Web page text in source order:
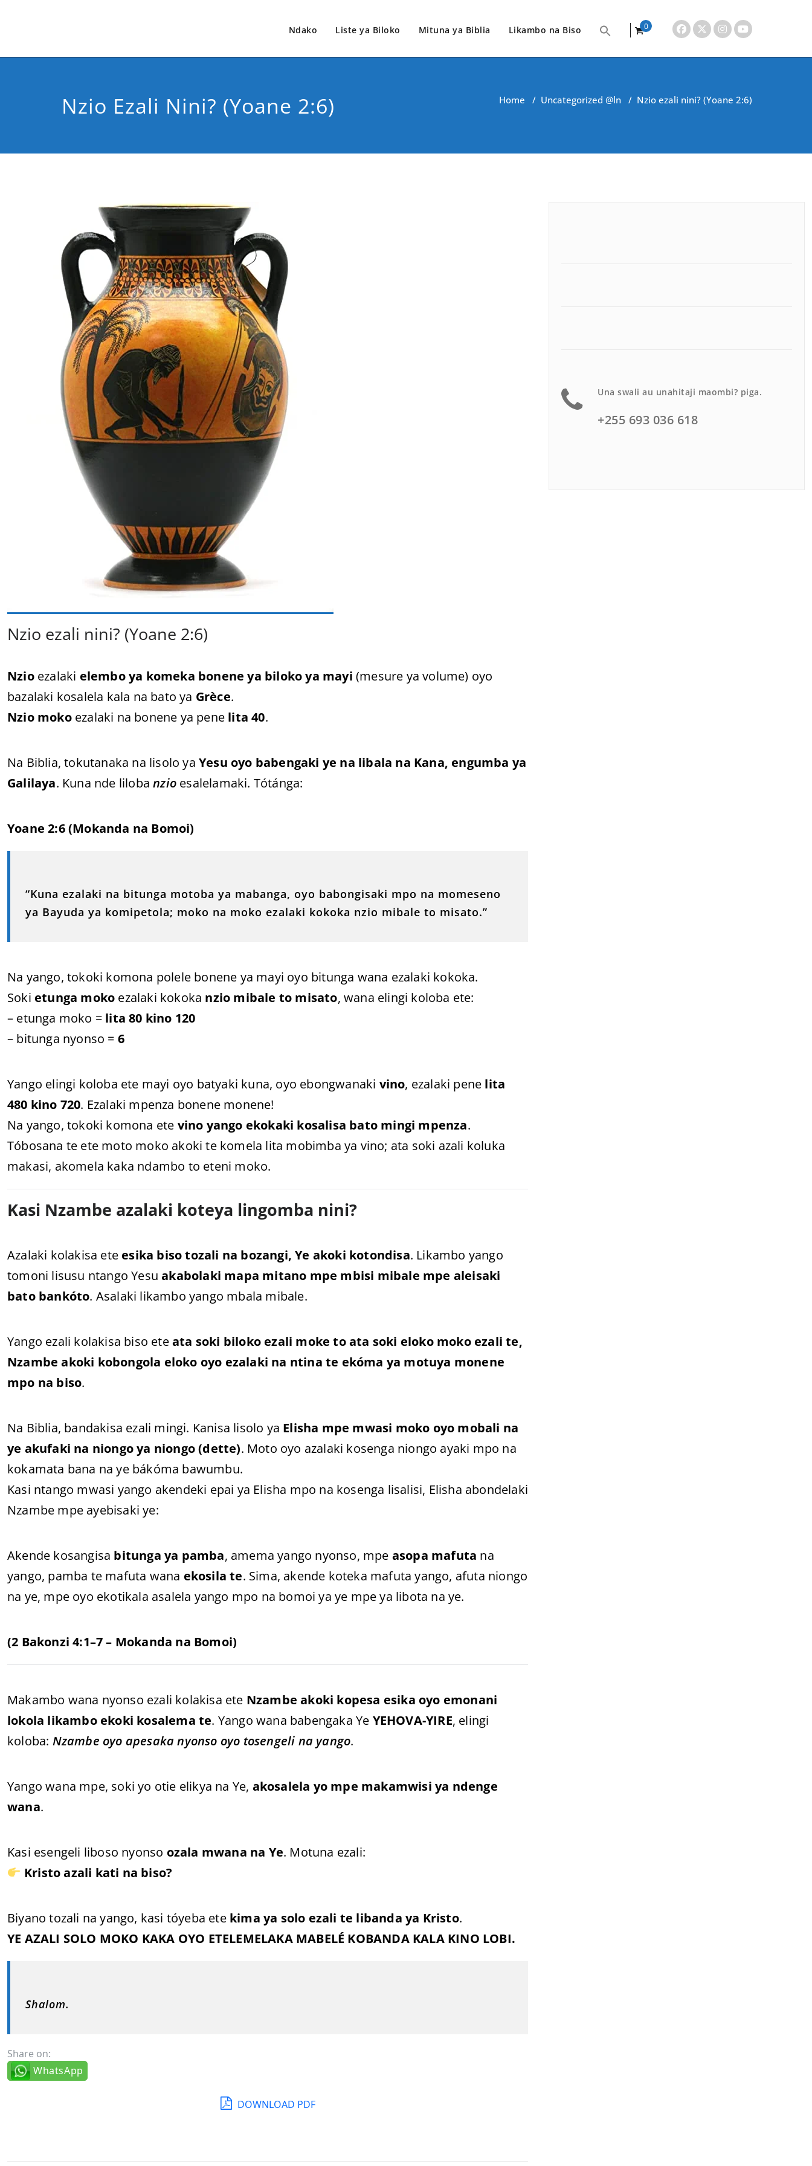
Ndako Liste ya Biloko Mituna ya Biblia Likambo na Biso
0
Nzio Ezali Nini? (Yoane 2:6) Home / Uncategorized @ln / Nzio ezali nini? (Yoane 2:6)
Nzio ezali nini? (Yoane 2:6)
Nzioezalaki elembo ya komeka bonene ya biloko ya mayi (mesure ya volume) oyo
bazalaki kosalela kala na bato ya Grèce.
Nzio mokoezalaki na bonene ya pene lita 40.
Na Biblia, tokutanaka na lisolo ya Yesu oyo babengaki ye na libala na Kana, engumba ya
Galilaya. Kuna nde lilobanzio esalelamaki. Tótánga:
Yoane 2:6 (Mokanda na Bomoi)
“Kuna ezalaki na bitunga motoba ya mabanga, oyo babongisaki mpo na momeseno
ya Bayuda ya komipetola; moko na moko ezalaki kokoka nzio mibale to misato.”
Na yango, tokoki komona polele bonene ya mayi oyo bitunga wana ezalaki kokoka.
Soki etunga moko ezalaki kokoka nzio mibale to misato, wana elingi koloba ete:
– etunga moko = lita 80 kino 120
– bitunga nyonso = 6
Yango elingi koloba ete mayi oyo batyaki kuna, oyo ebongwanaki vino, ezalaki pene lita
480 kino 720. Ezalaki mpenza bonene monene!
Na yango, tokoki komona ete vino yango ekokaki kosalisa bato mingi mpenza.
Tóbosana te ete moto moko akoki te komela lita mobimba ya vino; ata soki azali koluka
makasi, akomela kaka ndambo to eteni moko.
Kasi Nzambe azalaki koteya lingomba nini?
Azalaki kolakisa ete esika biso tozali na bozangi, Ye akoki kotondisa. Likambo yango
tomoni lisusu ntango Yesuakabolaki mapa mitano mpe mbisi mibale mpe aleisaki
bato bankóto. Asalaki likambo yango mbala mibale.
Yango ezali kolakisa biso eteata soki biloko ezali moke to ata soki eloko moko ezali te,
Nzambe akoki kobongola eloko oyo ezalaki na ntina te ekóma ya motuya monene
mpo na biso.
Na Biblia, bandakisa ezali mingi. Kanisa lisolo ya Elisha mpe mwasi moko oyo mobali na
ye akufaki na niongo ya niongo (dette). Moto oyo azalaki kosenga niongo ayaki mpo na
kokamata bana na ye bákóma bawumbu.
Kasi ntango mwasi yango akendeki epai ya Elisha mpo na kosenga lisalisi, Elisha abondelaki
Nzambe mpe ayebisaki ye:
Akende kosangisa bitunga ya pamba, amema yango nyonso, mpe asopa mafuta na
yango, pamba te mafuta wana ekosila te. Sima, akende koteka mafuta yango, afuta niongo
na ye, mpe oyo ekotikala asalela yango mpo na bomoi ya ye mpe ya libota na ye.
(2 Bakonzi 4:1–7 – Mokanda na Bomoi)
Makambo wana nyonso ezali kolakisa ete Nzambe akoki kopesa esika oyo emonani
lokola likambo ekoki kosalema te. Yango wana babengaka Ye YEHOVA-YIRE, elingi
koloba: Nzambe oyo apesaka nyonso oyo tosengeli na yango.
Yango wana mpe, soki yo otie elikya na Ye, akosalela yo mpe makamwisi ya ndenge
wana.
Kasi esengeli liboso nyonso ozala mwana na Ye. Motuna ezali:
Kristo azali kati na biso?
Biyano tozali na yango, kasi tóyeba ete kima ya solo ezali te libanda ya Kristo.
YE AZALI SOLO MOKO KAKA OYO ETELEMELAKA MABELÉ KOBANDA KALA KINO LOBI.
Shalom.
Share on:
WhatsApp
DOWNLOAD PDF
Una swali au unahitaji maombi? piga.
+255 693 036 618